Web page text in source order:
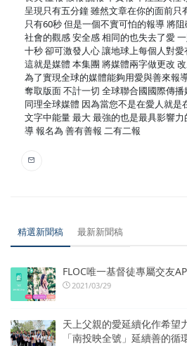
呈現只有五分鐘 雖然文章在你的面前只
只有60秒 但是一個不實可怕的報導 將
社會的觀感 安全感 相同的也失去了愛
十秒 卻可激發人心 讓地球上每個人對
這就是媒體 本集團 將媒體兩字做更改
為了實現全球的媒體能夠用愛與善來報
奪取版面 不計一切 全球聯合國國際傳
同理全球媒體 因為當您不是在愛人就是
文字中能量 最大 最強的也是最具影響
導 報名為 善有善報 二有二報
精選新聞稿 最新新聞稿
FLOC唯一基督徒專屬交友
2021/03/29
天上父親的愛延續化作希望
「南投映全號」延續善的循